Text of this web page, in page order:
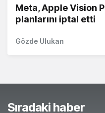
Meta, Apple Vision
planlarını iptal etti
Gözde Ulukan
Sıradaki haber